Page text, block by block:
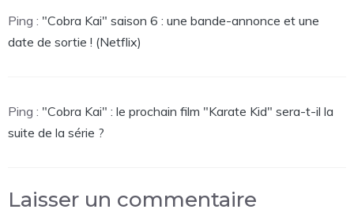
Ping : "Cobra Kai" saison 6 : une bande-annonce et une
date de sortie ! (Netflix)
Ping : "Cobra Kai" : le prochain film "Karate Kid" sera-t-il la
suite de la série ?
Laisser un commentaire